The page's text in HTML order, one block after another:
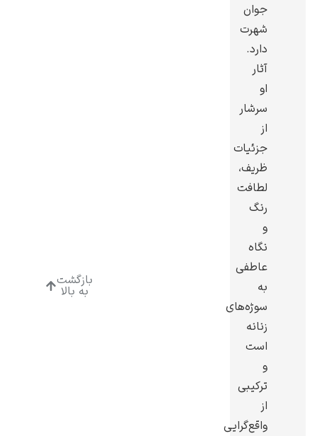
جوان
شهرت
دارد.
آثار
او
سرشار
از
جزئیات
ظریف،
لطافت
رنگ
و
نگاه
عاطفی
به
سوژه‌های
زنانه
است
و
ترکیبی
از
واقع‌گرایی
بازگشت
به بالا